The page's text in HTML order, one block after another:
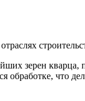
зерен
что